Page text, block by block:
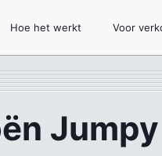
Hoe het werkt Voor